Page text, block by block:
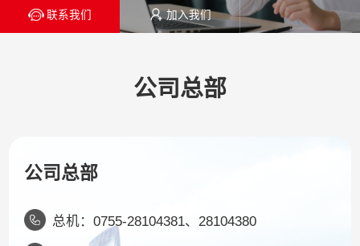
联系我们 加入我们
公司总部
公司总部
总机：0755-28104381、28104380